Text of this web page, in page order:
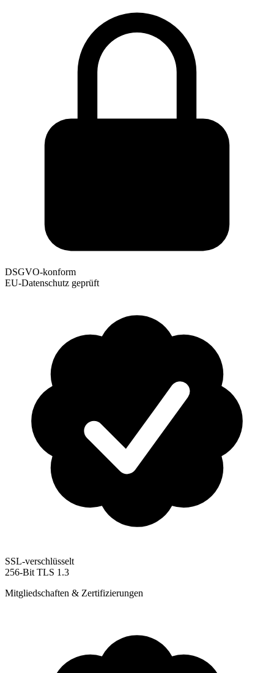
DSGVO-konform
EU-Datenschutz geprüft
SSL-verschlüsselt
256-Bit TLS 1.3
Mitgliedschaften & Zertifizierungen